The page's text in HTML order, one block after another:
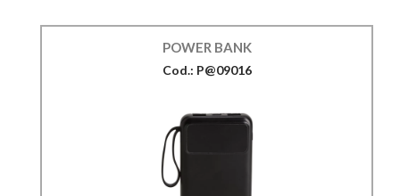
POWER BANK
Cod.: P@09016